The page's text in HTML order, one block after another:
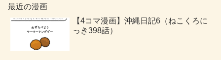
最近の漫画
【4コマ漫画】沖縄日記6（ねこくろに
っき398話）